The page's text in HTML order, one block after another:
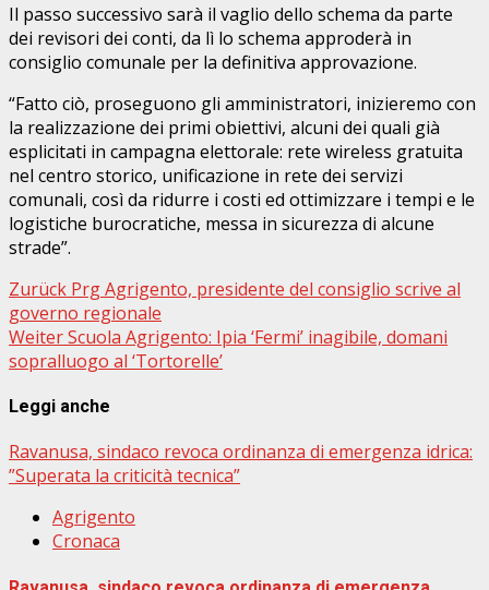
Il passo successivo sarà il vaglio dello schema da parte
dei revisori dei conti, da lì lo schema approderà in
consiglio comunale per la definitiva approvazione.
“Fatto ciò, proseguono gli amministratori, inizieremo con
la realizzazione dei primi obiettivi, alcuni dei quali già
esplicitati in campagna elettorale: rete wireless gratuita
nel centro storico, unificazione in rete dei servizi
comunali, così da ridurre i costi ed ottimizzare i tempi e le
logistiche burocratiche, messa in sicurezza di alcune
strade”.
Beitragsnavigation
Zurück Prg Agrigento, presidente del consiglio scrive al
governo regionale
WeiterScuola Agrigento: Ipia ‘Fermi’ inagibile, domani
sopralluogo al ‘Tortorelle’
Leggi anche
Ravanusa, sindaco revoca ordinanza di emergenza idrica:
”Superata la criticità tecnica”
Agrigento
Cronaca